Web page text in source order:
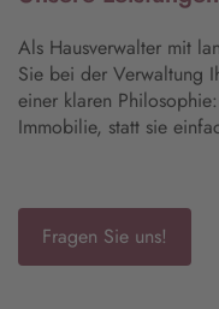
Als Hausverwalter mit
Sie bei der Verwaltung
einer klaren
Immobilie, statt sie
Fragen Sie uns!